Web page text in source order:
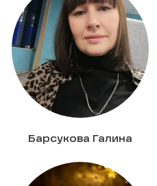
Барсукова Галина